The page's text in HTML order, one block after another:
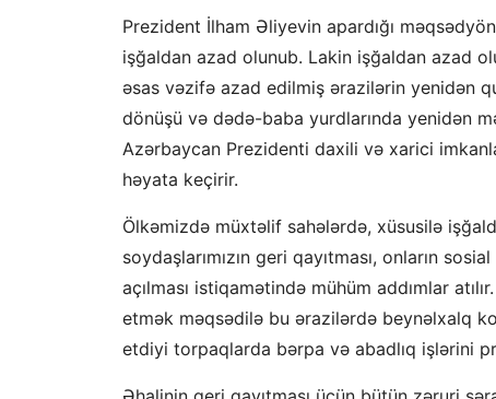
Prezident İlham Əliyevin apardığı
işğaldan azad olunub. Lakin işğaldan azad
əsas vəzifə azad edilmiş ərazilərin yenidən
dönüşü və dədə-baba yurdlarında yenidən
Azərbaycan Prezidenti daxili və xarici
həyata keçirir.
Ölkəmizdə müxtəlif sahələrdə, xüsusilə
soydaşlarımızın geri qayıtması, onların
açılması istiqamətində mühüm addımlar
etmək məqsədilə bu ərazilərdə beynəlxalq
etdiyi torpaqlarda bərpa və abadlıq işlərini